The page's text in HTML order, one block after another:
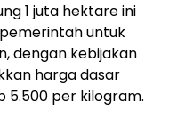
1 juta hektare ini
untuk
dengan kebijakan
harga dasar
5.500 per kilogram.